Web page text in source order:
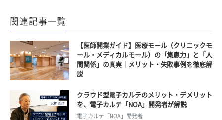
関連記事一覧
【医師開業ガイド】医療モール（クリニックモ
ール・メディカルモール）の「集患力」と「人
間関係」の真実｜メリット・失敗事例を徹底解
説
クラウド型電子カルテのメリット・デメリット
を、電子カルテ「NOA」開発者が解説
電子カルテ「NOA」開発者